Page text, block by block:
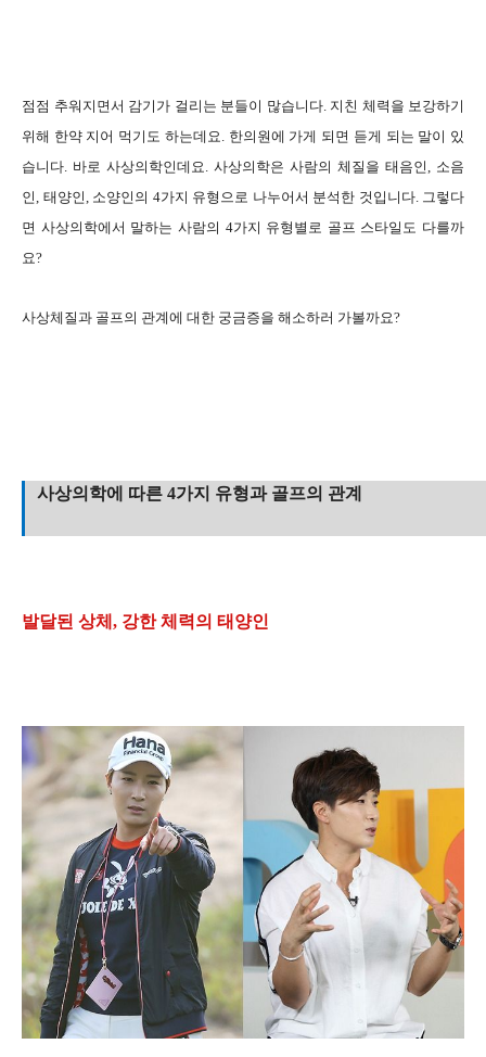
점점 추워지면서 감기가 걸리는 분들이 많습니다. 지친 체력을 보강하기
위해 한약 지어 먹기도 하는데요. 한의원에 가게 되면 듣게 되는 말이 있
습니다. 바로 사상의학인데요. 사상의학은 사람의 체질을 태음인, 소음
인, 태양인, 소양인의 4가지 유형으로 나누어서 분석한 것입니다. 그렇다
면 사상의학에서 말하는 사람의 4가지 유형별로 골프 스타일도 다를까
요?
사상체질과 골프의 관계에 대한 궁금증을 해소하러 가볼까요?
사상의학에 따른 4가지 유형과 골프의 관계
발달된 상체, 강한 체력의 태양인